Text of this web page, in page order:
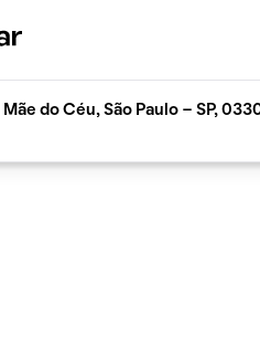
Mãe do Céu, São Paulo - SP,